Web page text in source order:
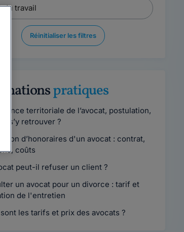
Réinitialiser les filtres
pratiques
territoriale de l’avocat, postulation,
s’y retrouver ?
d’honoraires d'un avocat : contrat,
coûts
peut-il refuser un client ?
un avocat pour un divorce : tarif et
de l'entretien
les tarifs et prix des avocats ?